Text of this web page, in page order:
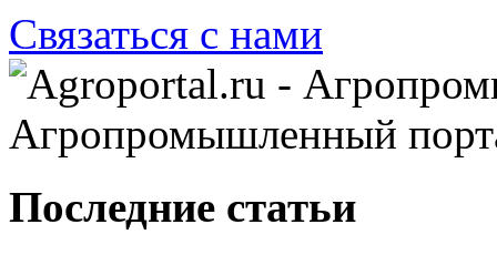
Связаться с нами
Агропромышленный
Последние статьи